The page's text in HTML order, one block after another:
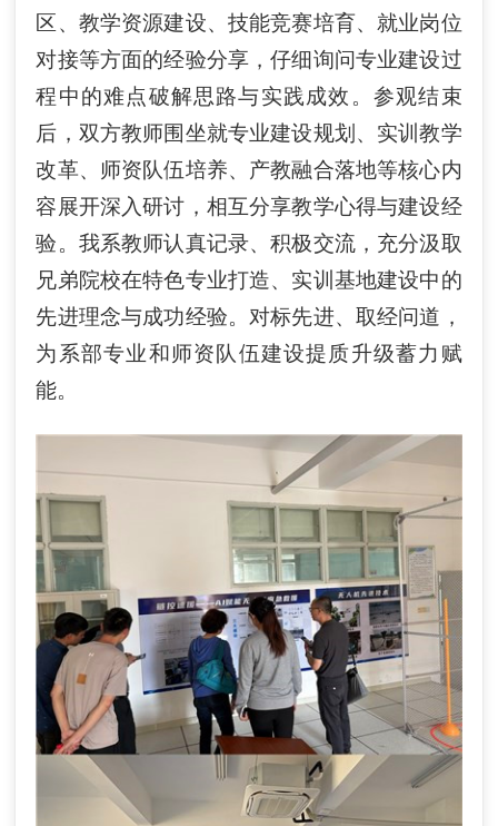
区、教学资源建设、技能竞赛培育、就业岗位
对接等方面的经验分享，仔细询问专业建设过
程中的难点破解思路与实践成效 。 参观结束
后， 双方教师围坐就专业建设规划、实训教学
改革、师资队伍培养、产教融合落地等核心内
容展开深入研讨，相互分享教学心得与建设经
验。我系教师认真记录、积极交流，充分汲取
兄弟院校在特色专业打造、实训基地建设中的
先进理念与成功经验。对标先进、取经问道，
为系部专业和师资队伍建设提质升级蓄力赋
能。